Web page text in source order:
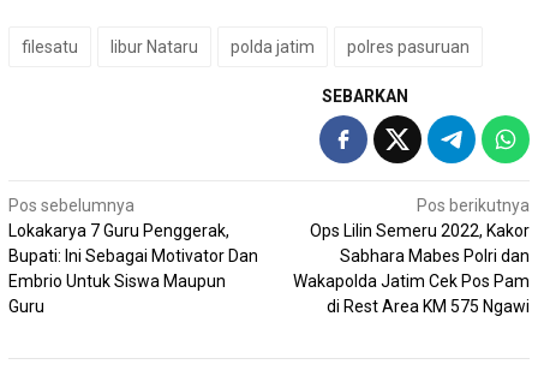
filesatu libur Nataru polda jatim polres pasuruan
SEBARKAN
Navigasi
pos
Pos sebelumnya
Lokakarya 7 Guru Penggerak,
Bupati: Ini Sebagai Motivator Dan
Embrio Untuk Siswa Maupun
Guru
Pos berikutnya
Ops Lilin Semeru 2022, Kakor
Sabhara Mabes Polri dan
Wakapolda Jatim Cek Pos Pam
di Rest Area KM 575 Ngawi